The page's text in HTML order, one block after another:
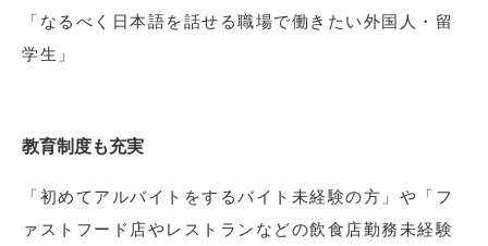
「なるべく日本語を話せる職場で働きたい外国人・留
学生」
教育制度も充実
「初めてアルバイトをするバイト未経験の方」や「フ
ァストフード店やレストランなどの飲食店勤務未経験